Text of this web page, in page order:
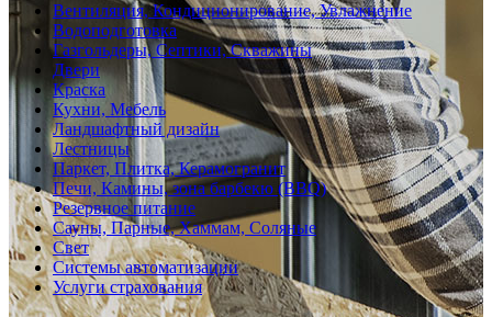
Вентиляция, Кондиционирование, Увлажнение
Водоподготовка
Газгольдеры, Септики, Скважины
Двери
Краска
Кухни, Мебель
Ландшафтный дизайн
Лестницы
Паркет, Плитка, Керамогранит
Печи, Камины, зона барбекю (BBQ)
Резервное питание
Сауны, Парные, Хаммам, Соляные
Свет
Системы автоматизации
Услуги страхования